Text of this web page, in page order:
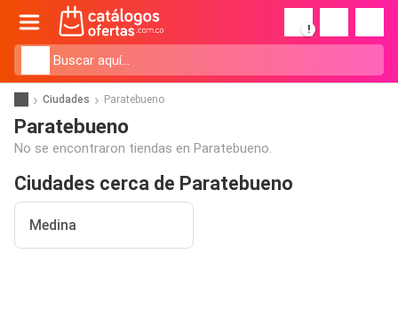
!
Ciudades Paratebueno
Paratebueno
No se encontraron tiendas en Paratebueno.
Ciudades cerca de Paratebueno
Medina